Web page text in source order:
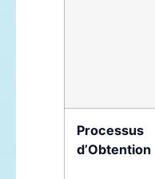
Processus
d’Obtention